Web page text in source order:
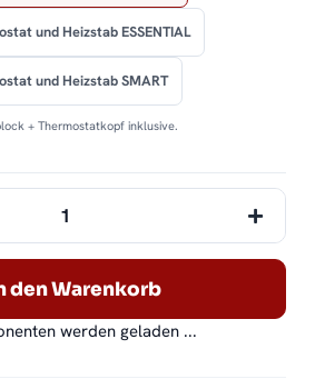
und Heizstab ESSENTIAL
und Heizstab SMART
+ Thermostatkopf inklusive.
den Warenkorb
werden geladen ...